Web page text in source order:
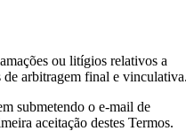
ou litígios relativos a
de arbitragem final e
submetendo o e-mail de
aceitação destes Termos.